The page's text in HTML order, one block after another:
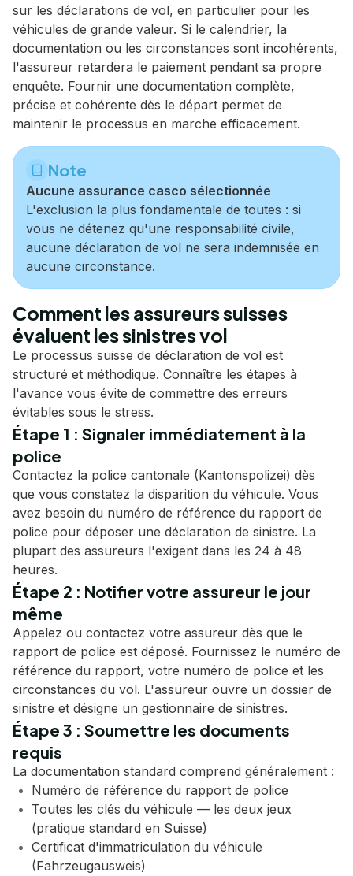
sur les déclarations de vol, en particulier pour les
véhicules de grande valeur. Si le calendrier, la
documentation ou les circonstances sont incohérents,
l'assureur retardera le paiement pendant sa propre
enquête. Fournir une documentation complète,
précise et cohérente dès le départ permet de
maintenir le processus en marche efficacement.
Note
Aucune assurance casco sélectionnée
L'exclusion la plus fondamentale de toutes : si
vous ne détenez qu'une responsabilité civile,
aucune déclaration de vol ne sera indemnisée en
aucune circonstance.
Comment les assureurs suisses
évaluent les sinistres vol
Le processus suisse de déclaration de vol est
structuré et méthodique. Connaître les étapes à
l'avance vous évite de commettre des erreurs
évitables sous le stress.
Étape 1 : Signaler immédiatement à la
police
Contactez la police cantonale (Kantonspolizei) dès
que vous constatez la disparition du véhicule. Vous
avez besoin du numéro de référence du rapport de
police pour déposer une déclaration de sinistre. La
plupart des assureurs l'exigent dans les 24 à 48
heures.
Étape 2 : Notifier votre assureur le jour
même
Appelez ou contactez votre assureur dès que le
rapport de police est déposé. Fournissez le numéro de
référence du rapport, votre numéro de police et les
circonstances du vol. L'assureur ouvre un dossier de
sinistre et désigne un gestionnaire de sinistres.
Étape 3 : Soumettre les documents
requis
La documentation standard comprend généralement :
Numéro de référence du rapport de police
Toutes les clés du véhicule — les deux jeux
(pratique standard en Suisse)
Certificat d'immatriculation du véhicule
(Fahrzeugausweis)